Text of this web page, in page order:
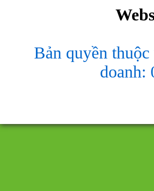
Bản quyền
doanh: